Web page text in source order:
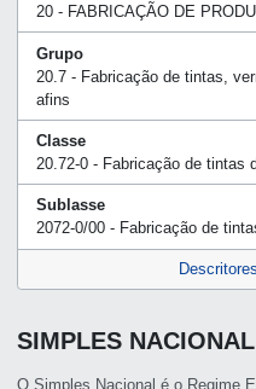
20 - FABRICAÇÃO DE
Grupo
20.7 - Fabricação de tintas,
afins
Classe
20.72-0 - Fabricação de tintas
Sublasse
2072-0/00 - Fabricação de
SIMPLES NACIONAL
O Simples Nacional é o Regime